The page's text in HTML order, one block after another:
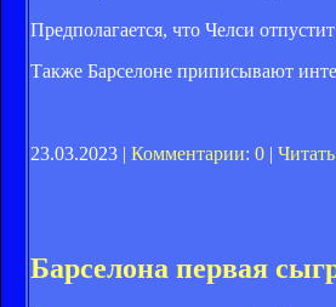
Предполагается, что Челси
Также Барселоне приписывают
23.03.2023 | Комментарии: 0 |
Барселона первая